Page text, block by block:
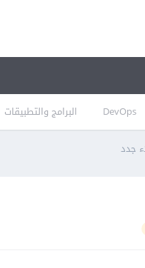
DevOps البرامج والتطبيقات
جدد